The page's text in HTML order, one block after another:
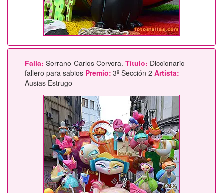
Falla: Serrano-Carlos Cervera. Título: Diccionario
fallero para sabios Premio: 3º Sección 2 Artista:
Ausias Estrugo